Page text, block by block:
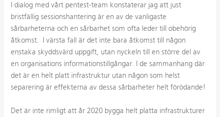
I dialog med vårt pentest-team konstaterar jag att just
bristfällig sessionshantering är en av de vanligaste
sårbarheterna och en sårbarhet som ofta leder till obehörig
åtkomst. I värsta fall är det inte bara åtkomst till någon
enstaka skyddsvärd uppgift, utan nyckeln till en större del av
en organisations informationstillgångar.
I de sammanhang där
det är en helt platt infrastruktur utan någon som helst
separering är effekterna av dessa sårbarheter helt förödande!
Det är inte rimligt att år 2020 bygga helt platta infrastrukturer